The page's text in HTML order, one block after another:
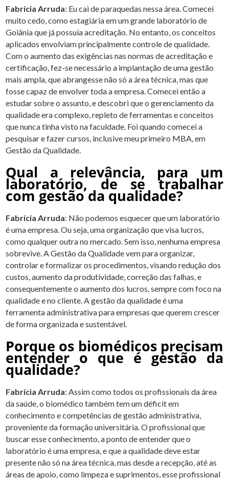
Fabrícia Arruda: Eu cai de paraquedas nessa área. Comecei
muito cedo, como estagiária em um grande laboratório de
Goiânia que já possuía acreditação. No entanto, os conceitos
aplicados envolviam principalmente controle de qualidade.
Com o aumento das exigências nas normas de acreditação e
certificação, fez-se necessário a implantação de uma gestão
mais ampla, que abrangesse não só a área técnica, mas que
fosse capaz de envolver toda a empresa. Comecei então a
estudar sobre o assunto, e descobri que o gerenciamento da
qualidade era complexo, repleto de ferramentas e conceitos
que nunca tinha visto na faculdade. Foi quando comecei a
pesquisar e fazer cursos, inclusive meu primeiro MBA, em
Gestão da Qualidade.
Qual a relevância, para um
laboratório, de se trabalhar
com gestão da qualidade?
Fabrícia Arruda: Não podemos esquecer que um laboratório
é uma empresa. Ou seja, uma organização que visa lucros,
como qualquer outra no mercado. Sem isso, nenhuma empresa
sobrevive. A Gestão da Qualidade vem para organizar,
controlar e formalizar os procedimentos, visando redução dos
custos, aumento da produtividade, correção das falhas, e
consequentemente o aumento dos lucros, sempre com foco na
qualidade e no cliente. A gestão da qualidade é uma
ferramenta administrativa para empresas que querem crescer
de forma organizada e sustentável.
Porque os biomédicos precisam
entender o que é gestão da
qualidade?
Fabrícia Arruda: Assim como todos os profissionais da área
da saúde, o biomédico também tem um déficit em
conhecimento e competências de gestão administrativa,
proveniente da formação universitária. O profissional que
buscar esse conhecimento, a ponto de entender que o
laboratório é uma empresa, e que a qualidade deve estar
presente não só na área técnica, mas desde a recepção, até as
áreas de apoio, como limpeza e suprimentos, esse profissional